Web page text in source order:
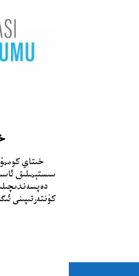
خىتاي
سىستېمىلىق
كۈنتەرتىپىنى